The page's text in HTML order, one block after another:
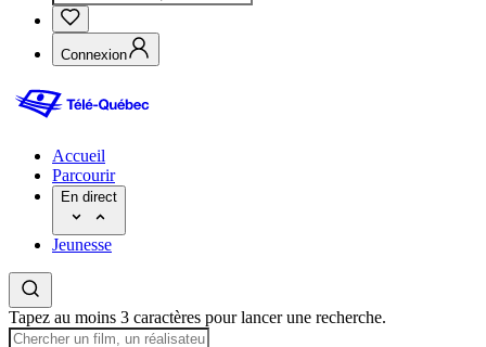
Connexion
Accueil
Parcourir
En direct
Jeunesse
Tapez au moins 3 caractères pour lancer une recherche.